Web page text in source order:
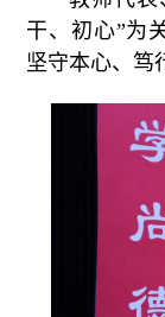
干、初心”为
坚守本心、笃